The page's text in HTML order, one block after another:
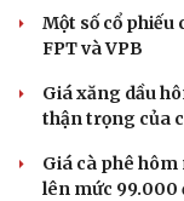
Một số cổ phiếu
FPT và VPB
Giá xăng dầu
thận trọng của
Giá cà phê
lên mức